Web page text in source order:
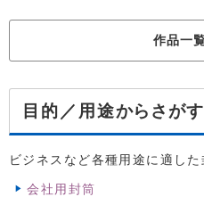
作品一
目的／用途からさがす
ビジネスなど各種用途に適した
会社用封筒